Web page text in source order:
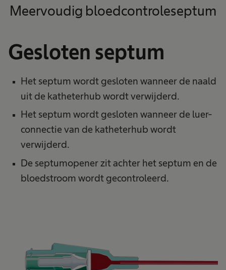
Meervoudig bloedcontroleseptum
Gesloten septum
Het septum wordt gesloten wanneer de naald
uit de katheterhub wordt verwijderd.
Het septum wordt gesloten wanneer de luer-
connectie van de katheterhub wordt
verwijderd.
De septumopener zit achter het septum en de
bloedstroom wordt gecontroleerd.